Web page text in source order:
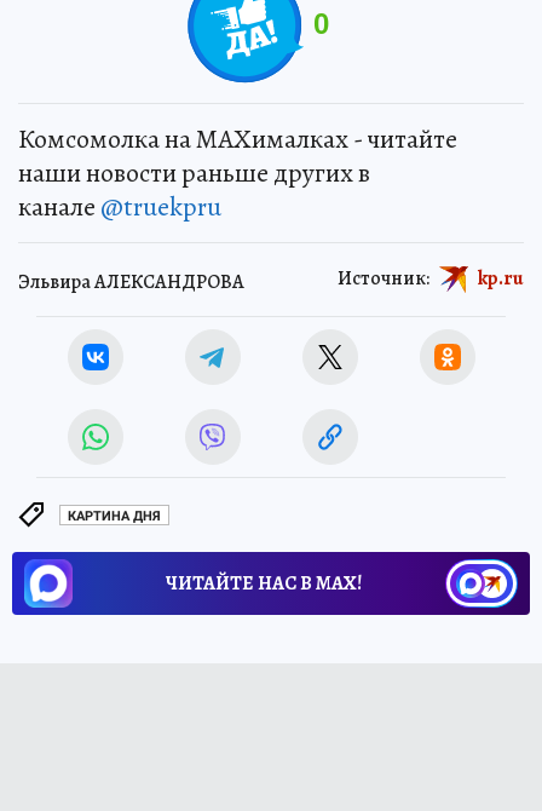
0
Комсомолка на MAXималках - читайте
наши новости раньше других в
канале @truekpru
Эльвира АЛЕКСАНДРОВА Источник: kp.ru
КАРТИНА ДНЯ
ЧИТАЙТЕ НАС В МАХ!